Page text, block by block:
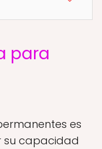
para
es
su capacidad